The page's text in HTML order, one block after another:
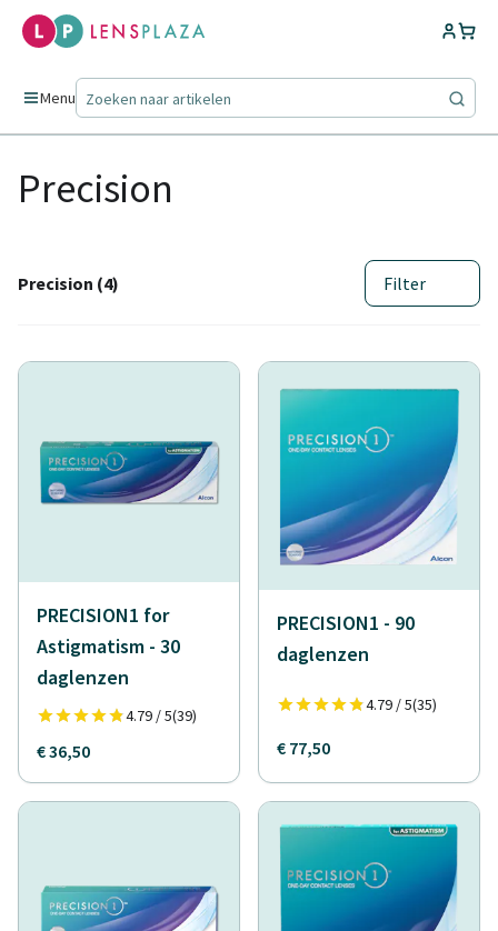
Menu
Precision
Precision (4) Filter
PRECISION1 for
Astigmatism - 30
daglenzen
4.79 / 5(39)
€ 36,50
PRECISION1 - 90
daglenzen
4.79 / 5(35)
€ 77,50